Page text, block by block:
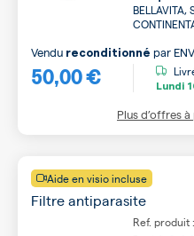
BELLAVITA,
50,00 €
Vendu reconditionné par
A
Lundi
Plus d’offres
Aide en visio incluse
Filtre antiparasite
Ref. produit